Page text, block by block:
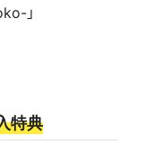
」
特典